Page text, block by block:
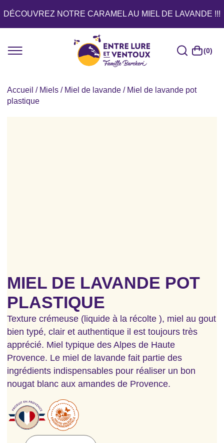
DÉCOUVREZ NOTRE CARAMEL AU MIEL DE LAVANDE !!!
(0)
Accueil / Miels / Miel de lavande / Miel de lavande pot
plastique
MIEL DE LAVANDE POT
PLASTIQUE
Texture crémeuse (liquide à la récolte ), miel au gout
bien typé, clair et authentique il est toujours très
apprécié. Miel typique des Alpes de Haute
Provence. Le miel de lavande fait partie des
ingrédients indispensables pour réaliser un bon
nougat blanc aux amandes de Provence.